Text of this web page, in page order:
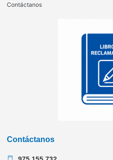
Contáctanos
Contáctanos